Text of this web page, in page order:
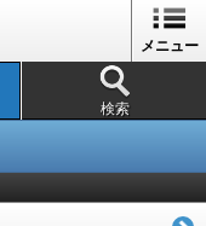
メニュー
検索